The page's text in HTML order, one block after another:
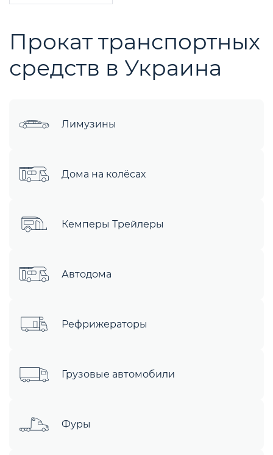
Прокат транспортных
средств в Украина
Лимузины
Дома на колёсах
Кемперы Трейлеры
Автодома
Рефрижераторы
Грузовые автомобили
Фуры